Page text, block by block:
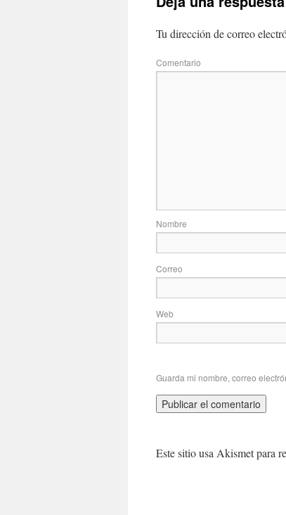
Tu dirección de correo
Web
Guarda mi nombre, correo
Este sitio usa Akismet para